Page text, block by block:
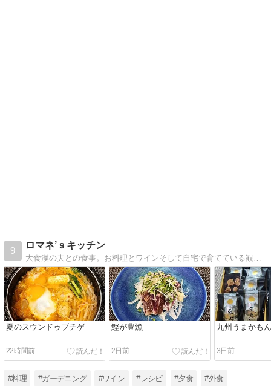
9
ロマネ’ｓキッチン
大食漢の夫との食事。お料理とワインそして自宅で育てている観葉植物やハーブ。日記のつもりで書いてます。
夏のスウンドゥブチゲ
22時間前
鰹が豊漁
2日前
九州うまかも
3日前
#料理 #ガーデニング #ワイン #レシピ #夕食 #外食